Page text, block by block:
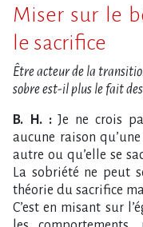
Miser sur le
le sacrifice
Être acteur de la
sobre est-il plus le fait
B. H. :Je ne crois
aucune raison
autre ou qu’elle se
La sobriété ne peut
théorie du sacrifice
C’est en misant sur